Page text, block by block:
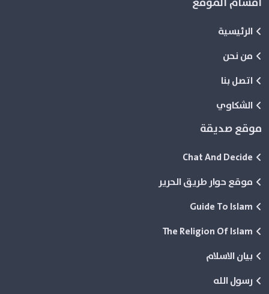
الرئيسية
من نحن
اتصل بنا
الشكاوي
موقع صديقة
Chat And Decide
موقع حوار طريق الحرير
Guide To Islam
The Religion Of Islam
بيان الاسلام
رسول الله